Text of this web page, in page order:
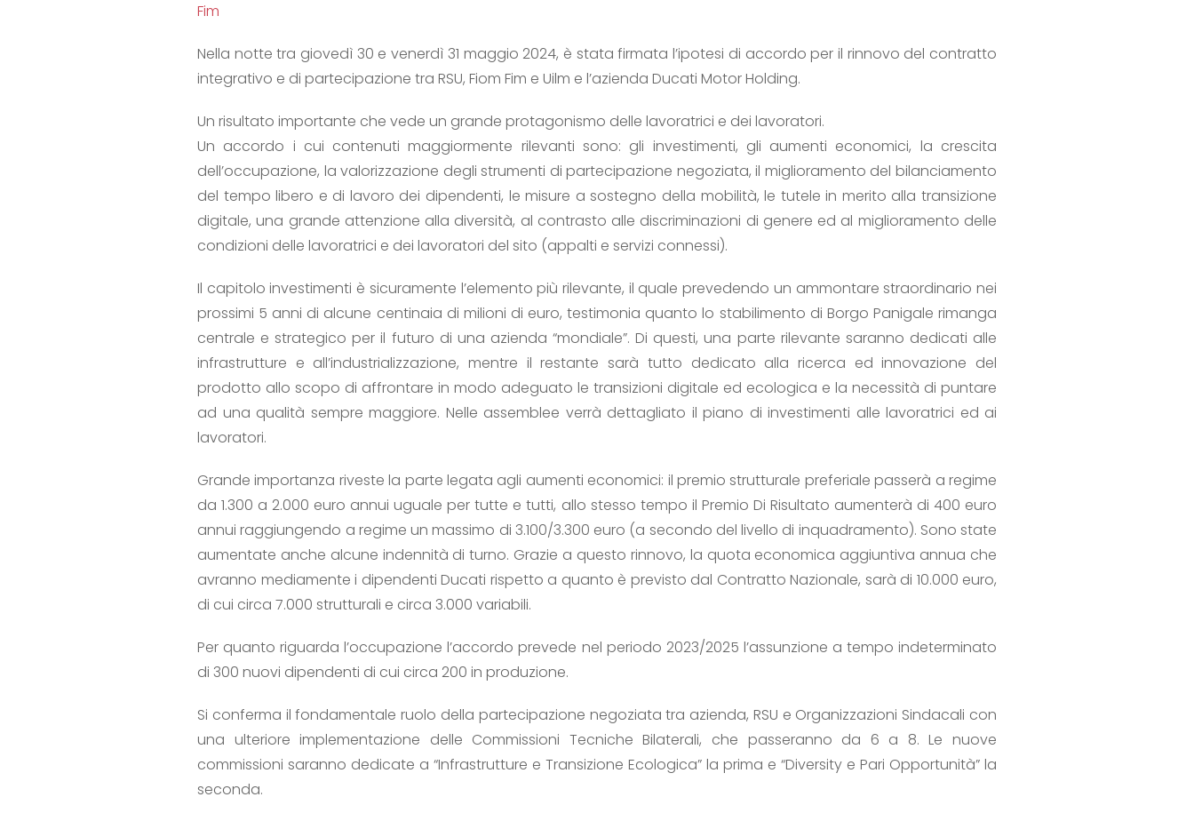
Fim
Nella notte tra giovedì 30 e venerdì 31 maggio 2024, è stata firmata l’ipotesi di accordo per il rinnovo del contratto
integrativo e di partecipazione tra RSU, Fiom Fim e Uilm e l’azienda Ducati Motor Holding.
Un risultato importante che vede un grande protagonismo delle lavoratrici e dei lavoratori.
Un accordo i cui contenuti maggiormente rilevanti sono: gli investimenti, gli aumenti economici, la crescita
dell’occupazione, la valorizzazione degli strumenti di partecipazione negoziata, il miglioramento del bilanciamento
del tempo libero e di lavoro dei dipendenti, le misure a sostegno della mobilità, le tutele in merito alla transizione
digitale, una grande attenzione alla diversità, al contrasto alle discriminazioni di genere ed al miglioramento delle
condizioni delle lavoratrici e dei lavoratori del sito (appalti e servizi connessi).
Il capitolo investimenti è sicuramente l’elemento più rilevante, il quale prevedendo un ammontare straordinario nei
prossimi 5 anni di alcune centinaia di milioni di euro, testimonia quanto lo stabilimento di Borgo Panigale rimanga
centrale e strategico per il futuro di una azienda “mondiale”. Di questi, una parte rilevante saranno dedicati alle
infrastrutture e all’industrializzazione, mentre il restante sarà tutto dedicato alla ricerca ed innovazione del
prodotto allo scopo di affrontare in modo adeguato le transizioni digitale ed ecologica e la necessità di puntare
ad una qualità sempre maggiore. Nelle assemblee verrà dettagliato il piano di investimenti alle lavoratrici ed ai
lavoratori.
Grande importanza riveste la parte legata agli aumenti economici: il premio strutturale preferiale passerà a regime
da 1.300 a 2.000 euro annui uguale per tutte e tutti, allo stesso tempo il Premio Di Risultato aumenterà di 400 euro
annui raggiungendo a regime un massimo di 3.100/3.300 euro (a secondo del livello di inquadramento). Sono state
aumentate anche alcune indennità di turno. Grazie a questo rinnovo, la quota economica aggiuntiva annua che
avranno mediamente i dipendenti Ducati rispetto a quanto è previsto dal Contratto Nazionale, sarà di 10.000 euro,
di cui circa 7.000 strutturali e circa 3.000 variabili.
Per quanto riguarda l’occupazione l’accordo prevede nel periodo 2023/2025 l’assunzione a tempo indeterminato
di 300 nuovi dipendenti di cui circa 200 in produzione.
Si conferma il fondamentale ruolo della partecipazione negoziata tra azienda, RSU e Organizzazioni Sindacali con
una ulteriore implementazione delle Commissioni Tecniche Bilaterali, che passeranno da 6 a 8. Le nuove
commissioni saranno dedicate a “Infrastrutture e Transizione Ecologica” la prima e “Diversity e Pari Opportunità” la
seconda.